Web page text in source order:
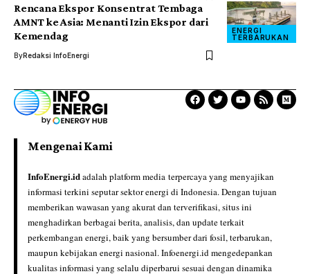
ENERGI
TERBARUKAN
Rencana Ekspor Konsentrat Tembaga
AMNT ke Asia: Menanti Izin Ekspor dari
Kemendag
ByRedaksi InfoEnergi
Mengenai Kami
InfoEnergi.idadalah platform media terpercaya yang menyajikan
informasi terkini seputar sektor energi di Indonesia. Dengan tujuan
memberikan wawasan yang akurat dan terverifikasi, situs ini
menghadirkan berbagai berita, analisis, dan update terkait
perkembangan energi, baik yang bersumber dari fosil, terbarukan,
maupun kebijakan energi nasional. Infoenergi.id mengedepankan
kualitas informasi yang selalu diperbarui sesuai dengan dinamika